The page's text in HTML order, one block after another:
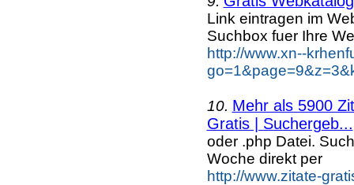
Link eintragen im
Suchbox fuer Ihre
http://www.xn--
10. Mehr als 5900
Gratis | Suchergeb...
oder .php Datei.
Woche direkt per
http://www.zitate-